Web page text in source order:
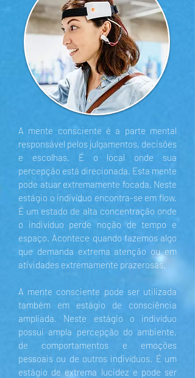
A mente consciente é a parte mental
responsável pelos julgamentos, decisões
e escolhas. É o local onde sua
percepção está direcionada. Esta mente
pode atuar extremamente focada. Neste
estágio o indivíduo encontra-se em flow.
É um estado de alta concentração onde
o indivíduo perde noção de tempo e
espaço. Acontece quando fazemos algo
que demanda extrema atenção ou em
atividades extremamente prazerosas.
A mente consciente pode ser utilizada
também em estágio de consciência
ampliada. Neste estágio o indivíduo
possui ampla percepção do ambiente,
de comportamentos e emoções
pessoais ou de outros indivíduos. É um
estágio de extrema lucidez e pode ser